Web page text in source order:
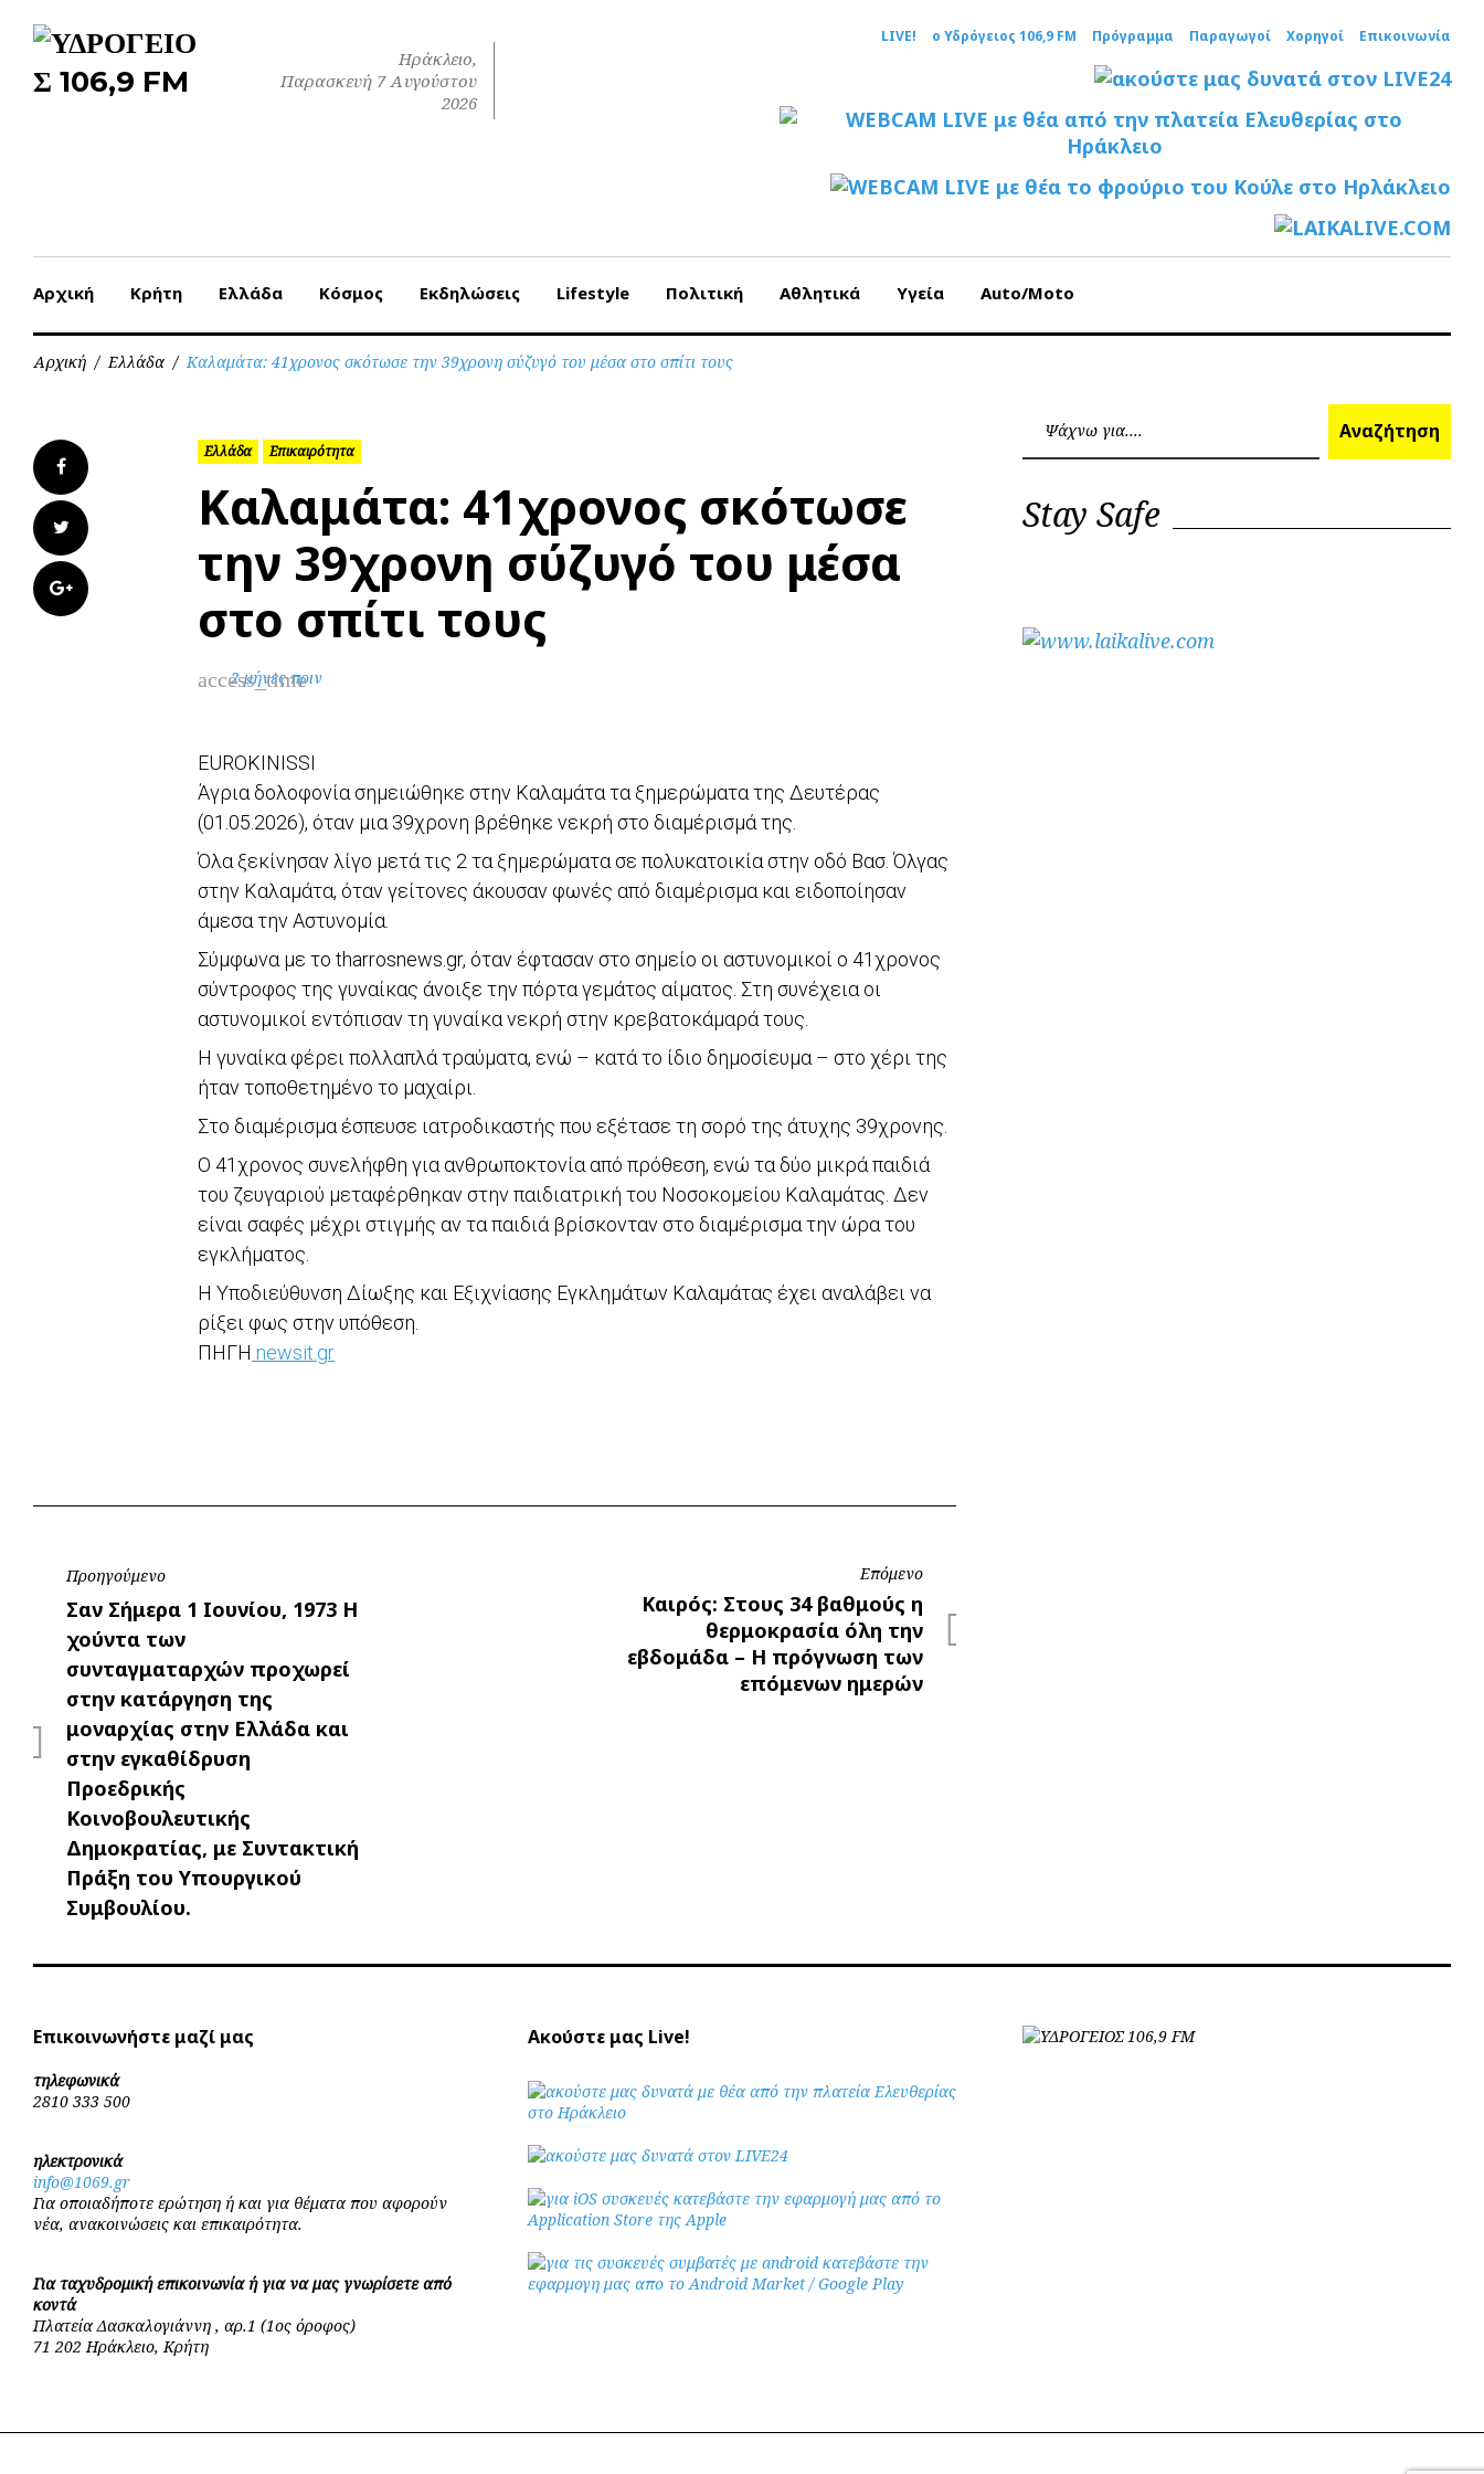
Ηράκλειο,
Παρασκευή 7 Αυγούστου
2026
LIVE! ο Υδρόγειος 106,9 FM Πρόγραμμα Παραγωγοί Χορηγοί Επικοινωνία
Αρχική Κρήτη Ελλάδα Κόσμος Εκδηλώσεις Lifestyle Πολιτική Αθλητικά Υγεία Auto/Moto
Αρχική / Ελλάδα / Καλαμάτα: 41χρονος σκότωσε την 39χρονη σύζυγό του μέσα στο σπίτι τους
Facebook
Twitter
Google+
Ελλάδα Επικαιρότητα
Καλαμάτα: 41χρονος σκότωσε
την 39χρονη σύζυγό του μέσα
στο σπίτι τους
access_time
2 μήνες πριν
EUROKINISSI
Άγρια δολοφονία σημειώθηκε στην Καλαμάτα τα ξημερώματα της Δευτέρας
(01.05.2026), όταν μια 39χρονη βρέθηκε νεκρή στο διαμέρισμά της.
Όλα ξεκίνησαν λίγο μετά τις 2 τα ξημερώματα σε πολυκατοικία στην οδό Βασ. Όλγας
στην Καλαμάτα, όταν γείτονες άκουσαν φωνές από διαμέρισμα και ειδοποίησαν
άμεσα την Αστυνομία.
Σύμφωνα με το tharrosnews.gr, όταν έφτασαν στο σημείο οι αστυνομικοί ο 41χρονος
σύντροφος της γυναίκας άνοιξε την πόρτα γεμάτος αίματος. Στη συνέχεια οι
αστυνομικοί εντόπισαν τη γυναίκα νεκρή στην κρεβατοκάμαρά τους.
Η γυναίκα φέρει πολλαπλά τραύματα, ενώ – κατά το ίδιο δημοσίευμα – στο χέρι της
ήταν τοποθετημένο το μαχαίρι.
Στο διαμέρισμα έσπευσε ιατροδικαστής που εξέτασε τη σορό της άτυχης 39χρονης.
Ο 41χρονος συνελήφθη για ανθρωποκτονία από πρόθεση, ενώ τα δύο μικρά παιδιά
του ζευγαριού μεταφέρθηκαν στην παιδιατρική του Νοσοκομείου Καλαμάτας. Δεν
είναι σαφές μέχρι στιγμής αν τα παιδιά βρίσκονταν στο διαμέρισμα την ώρα του
εγκλήματος.
Η Υποδιεύθυνση Δίωξης και Εξιχνίασης Εγκλημάτων Καλαμάτας έχει αναλάβει να
ρίξει φως στην υπόθεση.
ΠΗΓΗ newsit.gr
Πλοήγηση
άρθρων
Προηγούμενο
Προηγούμενο
Σαν Σήμερα 1 Ιουνίου, 1973 Η
χούντα των
συνταγματαρχών προχωρεί
στην κατάργηση της
μοναρχίας στην Ελλάδα και
στην εγκαθίδρυση
Προεδρικής
Κοινοβουλευτικής
Δημοκρατίας, με Συντακτική
Πράξη του Υπουργικού
Συμβουλίου.
Επόμενο
Επόμενο
Καιρός: Στους 34 βαθμούς η
θερμοκρασία όλη την
εβδομάδα – Η πρόγνωση των
επόμενων ημερών
Αναζήτηση
Stay Safe
Επικοινωνήστε μαζί μας
τηλεφωνικά
2810 333 500
ηλεκτρονικά
info@1069.gr
Για οποιαδήποτε ερώτηση ή και για θέματα που αφορούν
νέα, ανακοινώσεις και επικαιρότητα.
Για ταχυδρομική επικοινωνία ή για να μας γνωρίσετε από
κοντά
Πλατεία Δασκαλογιάννη , αρ.1 (1ος όροφος)
71 202 Ηράκλειο, Κρήτη
Ακούστε μας Live!